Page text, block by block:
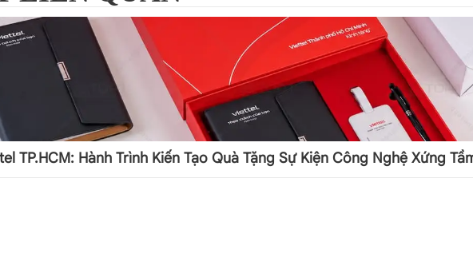
TP.HCM: Hành Trình Kiến Tạo Quà Tặng Sự Kiện Công Nghệ Xứng